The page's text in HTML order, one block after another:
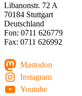
Libanonstr. 72 A
70184 Stuttgart
Deutschland
Fon: 0711 626779
Fax: 0711 626992
Mastodon
Instagram
Youtube